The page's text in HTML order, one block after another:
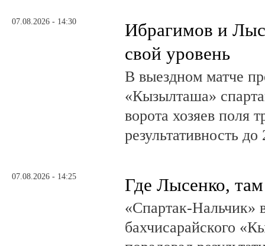
07.08.2026 - 14:30
Ибрагимов и
свой уровень
В выездном матче
«Кызылташа»
ворота хозяев поля
результативность
07.08.2026 - 14:25 Где Лысенко,
«Спартак-Нальчик»
бахчисарайского